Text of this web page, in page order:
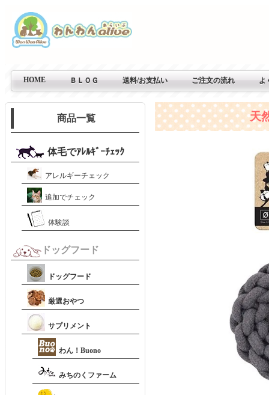
HOME ＢＬＯＧ 送料/お支払い ご注文の流れ よ
天
商品一覧
体毛でｱﾚﾙｷﾞｰﾁｪｯｸ
アレルギーチェック
追加でチェック
体験談
ドッグフード
ドッグフード
厳選おやつ
サプリメント
わん！Buono
みちのくファーム